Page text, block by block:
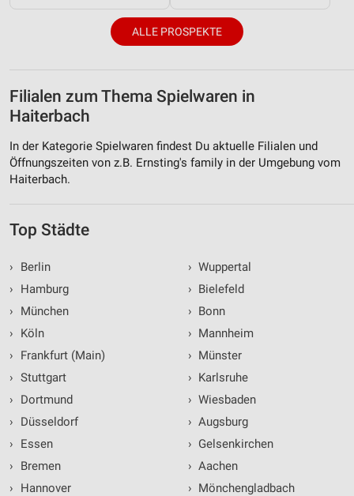
ALLE PROSPEKTE
Filialen zum Thema Spielwaren in
Haiterbach
In der Kategorie Spielwaren findest Du aktuelle Filialen und
Öffnungszeiten von z.B. Ernsting's family in der Umgebung vom
Haiterbach.
Top Städte
›
Berlin
›
Hamburg
›
München
›
Köln
›
Frankfurt (Main)
› Stuttgart
›
Dortmund
›
Düsseldorf
›
Essen
›
Bremen
›
Hannover
› Wuppertal
› Bielefeld
› Bonn
› Mannheim
› Münster
› Karlsruhe
› Wiesbaden
› Augsburg
› Gelsenkirchen
› Aachen
› Mönchengladbach